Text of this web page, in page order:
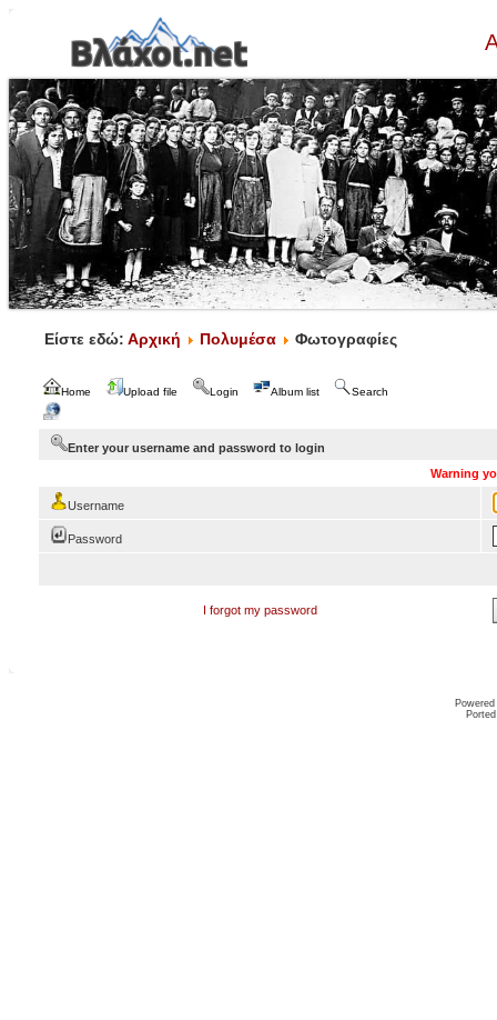
Είστε εδώ: Αρχική Πολυμέσα Φωτογραφίες
Home Upload file Login Album list Search
Enter your username and password to login
Warning
Username
Password
I forgot my password